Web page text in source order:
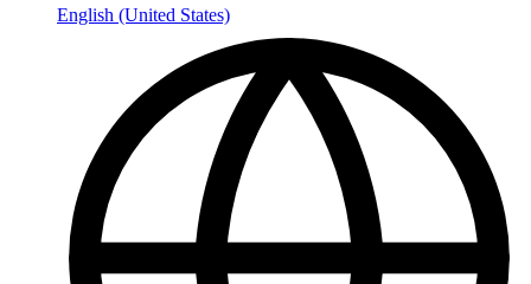
English (United States)